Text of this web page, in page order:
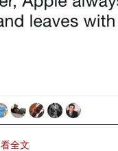
看全文